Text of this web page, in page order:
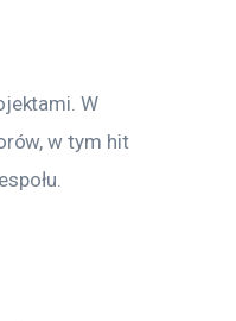
W
w tym hit